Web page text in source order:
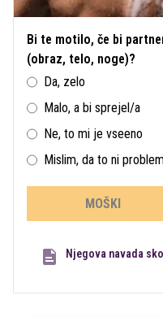
Bi te motilo, če bi
(obraz, telo, noge)?
Da, zelo
Malo, a bi sprejel/a
Ne, to mi je vseeno
Mislim, da to ni
MOŠKI
Njegova navada